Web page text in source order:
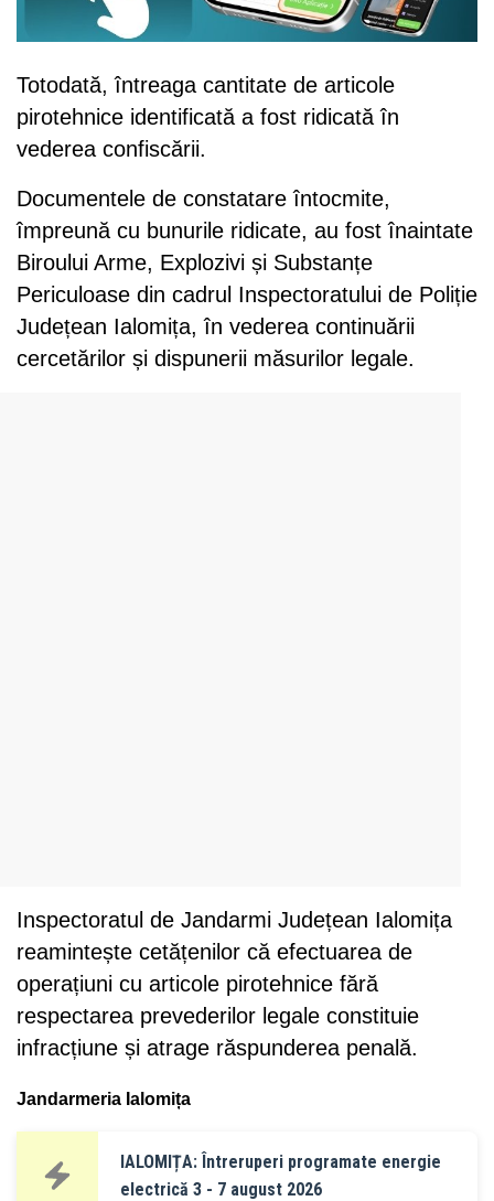
Totodată, întreaga cantitate de articole
pirotehnice identificată a fost ridicată în
vederea confiscării.
Documentele de constatare întocmite,
împreună cu bunurile ridicate, au fost înaintate
Biroului Arme, Explozivi și Substanțe
Periculoase din cadrul Inspectoratului de Poliție
Județean Ialomița, în vederea continuării
cercetărilor și dispunerii măsurilor legale.
Inspectoratul de Jandarmi Județean Ialomița
reamintește cetățenilor că efectuarea de
operațiuni cu articole pirotehnice fără
respectarea prevederilor legale constituie
infracțiune și atrage răspunderea penală.
Jandarmeria Ialomița
IALOMIȚA: Întreruperi programate energie
electrică 3 - 7 august 2026